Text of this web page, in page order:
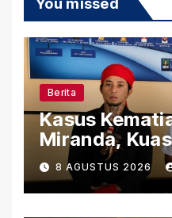
You missed
Berita
Kasus
Miranda,
Ungkap
yang Belum
8 AGUSTUS 2026